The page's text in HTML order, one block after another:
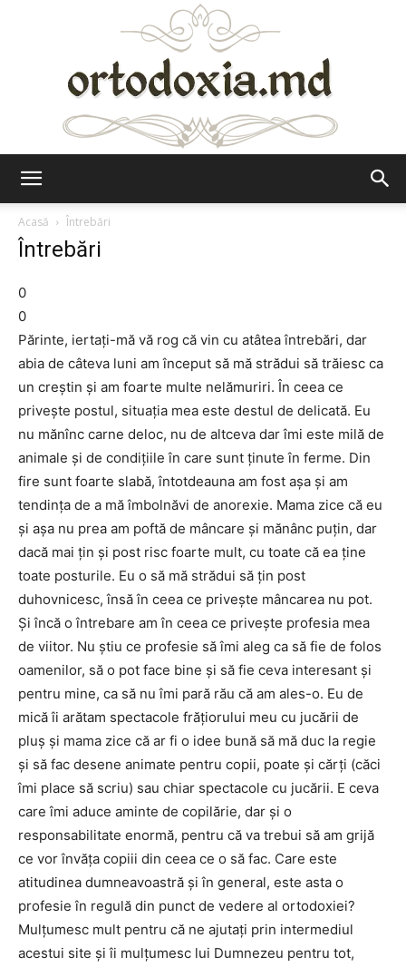
Acasă
Întrebări
Întrebări
0
0
Părinte, iertaţi-mă vă rog că vin cu atâtea întrebări, dar
abia de câteva luni am început să mă strădui să trăiesc ca
un creştin şi am foarte multe nelămuriri. În ceea ce
priveşte postul, situaţia mea este destul de delicată. Eu
nu mănînc carne deloc, nu de altceva dar îmi este milă de
animale şi de condiţiile în care sunt ţinute în ferme. Din
fire sunt foarte slabă, întotdeauna am fost aşa şi am
tendinţa de a mă îmbolnăvi de anorexie. Mama zice că eu
şi aşa nu prea am poftă de mâncare şi mănânc puţin, dar
dacă mai ţin şi post risc foarte mult, cu toate că ea ţine
toate posturile. Eu o să mă strădui să ţin post
duhovnicesc, însă în ceea ce priveşte mâncarea nu pot.
Şi încă o întrebare am în ceea ce priveşte profesia mea
de viitor. Nu ştiu ce profesie să îmi aleg ca să fie de folos
oamenilor, să o pot face bine şi să fie ceva interesant şi
pentru mine, ca să nu îmi pară rău că am ales-o. Eu de
mică îi arătam spectacole frăţiorului meu cu jucării de
pluş şi mama zice că ar fi o idee bună să mă duc la regie
şi să fac desene animate pentru copii, poate şi cărţi (căci
îmi place să scriu) sau chiar spectacole cu jucării. E ceva
care îmi aduce aminte de copilărie, dar şi o
responsabilitate enormă, pentru că va trebui să am grijă
ce vor învăţa copiii din ceea ce o să fac. Care este
atitudinea dumneavoastră şi în general, este asta o
profesie în regulă din punct de vedere al ortodoxiei?
Mulţumesc mult pentru că ne ajutaţi prin intermediul
acestui site şi îi mulţumesc lui Dumnezeu pentru tot,